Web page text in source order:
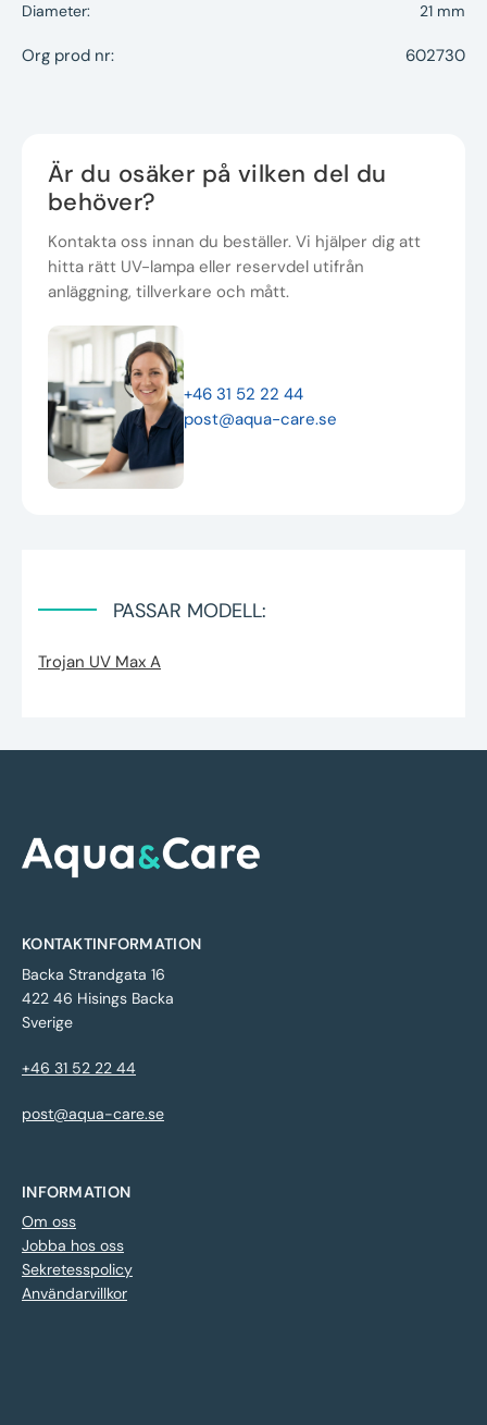
Diameter: 21 mm
Org prod nr: 602730
Är du osäker på vilken del du
behöver?
Kontakta oss innan du beställer. Vi hjälper dig att
hitta rätt UV-lampa eller reservdel utifrån
anläggning, tillverkare och mått.
+46 31 52 22 44
post@aqua-care.se
PASSAR MODELL:
Trojan UV Max A
KONTAKTINFORMATION
Backa Strandgata 16
422 46 Hisings Backa
Sverige
+46 31 52 22 44
post@aqua-care.se
INFORMATION
Om oss
Jobba hos oss
Sekretesspolicy
Användarvillkor